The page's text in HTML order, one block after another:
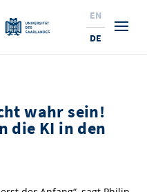
EN
DE
wahr sein!
die KI in den